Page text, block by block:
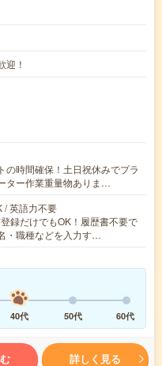
迎！
の時間確保！土日祝休みでプラ
ター作業重量物ありま…
/ 英語力不要
録だけでもOK！履歴書不要で
・職種などを入力す…
40代 50代 60代
詳しく見る